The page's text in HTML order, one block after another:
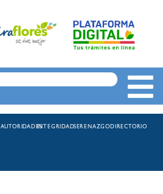
AUTORIDADESINTEGRIDADSERENAZGODIRECTORIO